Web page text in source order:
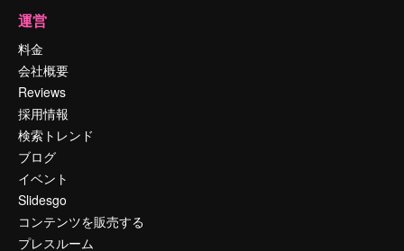
運営
料金
会社概要
Reviews
採用情報
検索トレンド
ブログ
イベント
Slidesgo
コンテンツを販売する
プレスルーム